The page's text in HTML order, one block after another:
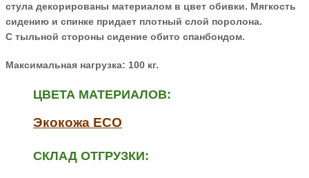
стула декорированы материалом в цвет обивки. Мягкость
сидению и спинке придает плотный слой поролона.
С тыльной стороны сидение обито спанбондом.
Максимальная нагрузка: 100 кг.
ЦВЕТА МАТЕРИАЛОВ:
Экокожа ECO
СКЛАД ОТГРУЗКИ: